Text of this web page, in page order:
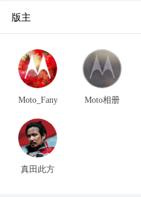
版主
Moto_Fany Moto相册
真田此方